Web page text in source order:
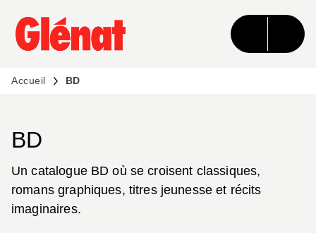
MENU RECHERCHE CONTENU
PIED DE PAGE
Accueil BD
BD
Un catalogue BD où se croisent classiques,
romans graphiques, titres jeunesse et récits
imaginaires.